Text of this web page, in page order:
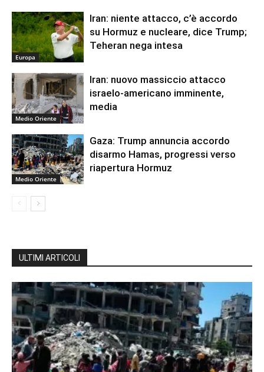
Europa
Iran: niente attacco, c’è accordo
su Hormuz e nucleare, dice Trump;
Teheran nega intesa
Medio Oriente
Iran: nuovo massiccio attacco
israelo-americano imminente,
media
Medio Oriente
Gaza: Trump annuncia accordo
disarmo Hamas, progressi verso
riapertura Hormuz
ULTIMI ARTICOLI